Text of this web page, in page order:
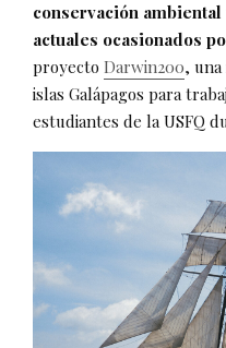
conservación
actuales ocasionados
proyecto Darwin200,
islas Galápagos para
estudiantes de la USFQ